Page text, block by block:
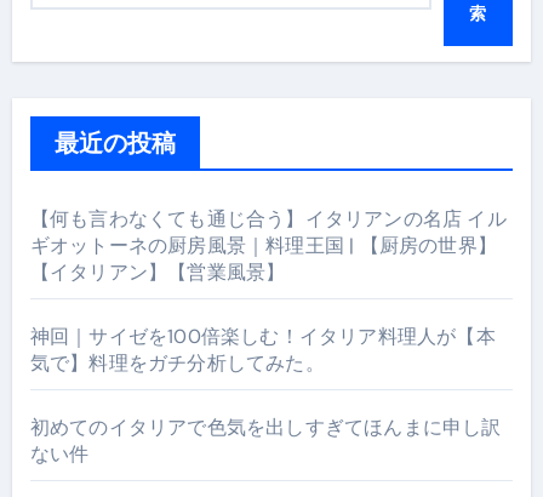
索
最近の投稿
【何も言わなくても通じ合う】イタリアンの名店 イル
ギオットーネの厨房風景｜料理王国 | 【厨房の世界】
【イタリアン】【営業風景】
神回｜サイゼを100倍楽しむ！イタリア料理人が【本
気で】料理をガチ分析してみた。
初めてのイタリアで色気を出しすぎてほんまに申し訳
ない件